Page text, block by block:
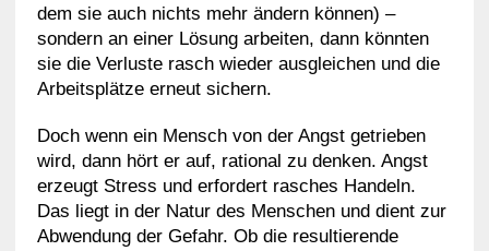
dem sie auch nichts mehr ändern können) –
sondern an einer Lösung arbeiten, dann könnten
sie die Verluste rasch wieder ausgleichen und die
Arbeitsplätze erneut sichern.
Doch wenn ein Mensch von der Angst getrieben
wird, dann hört er auf, rational zu denken. Angst
erzeugt Stress und erfordert rasches Handeln.
Das liegt in der Natur des Menschen und dient zur
Abwendung der Gefahr. Ob die resultierende